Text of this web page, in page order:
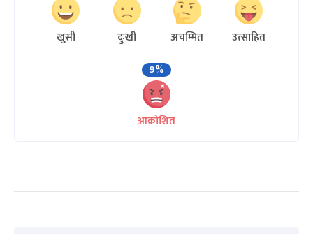
खुसी दुःखी अचम्मित
उत्साहित
9%
आक्रोशित